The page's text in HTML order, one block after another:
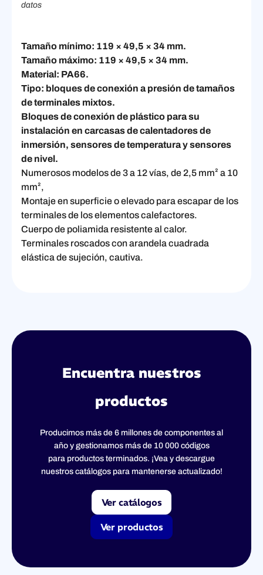
datos
Tamaño mínimo: 119 × 49,5 × 34 mm.
Tamaño máximo: 119 × 49,5 × 34 mm.
Material: PA66.
Tipo: bloques de conexión a presión de tamaños
de terminales mixtos.
Bloques de conexión de plástico para su
instalación en carcasas de calentadores de
inmersión, sensores de temperatura y sensores
de nivel.
Numerosos modelos de 3 a 12 vías, de 2,5 mm² a 10
mm²,
Montaje en superficie o elevado para escapar de los
terminales de los elementos calefactores.
Cuerpo de poliamida resistente al calor.
Terminales roscados con arandela cuadrada
elástica de sujeción, cautiva.
Encuentra nuestros
productos
Producimos más de 6 millones de componentes al
año y gestionamos más de 10 000 códigos
para productos terminados. ¡Vea y descargue
nuestros catálogos para mantenerse actualizado!
Ver catálogos
Ver productos